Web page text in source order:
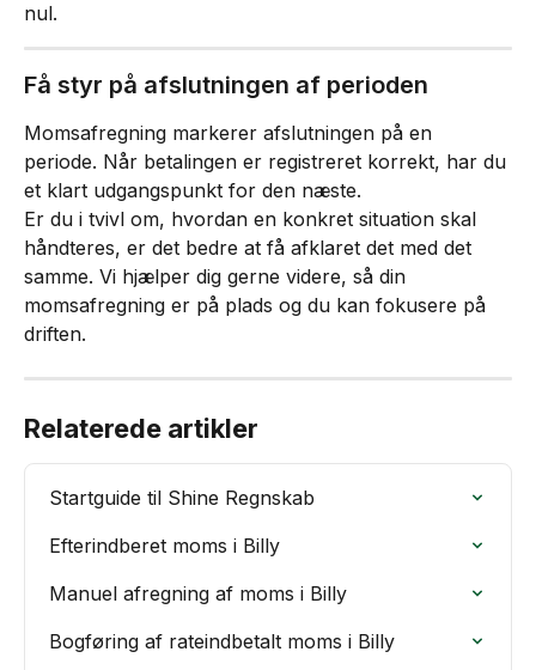
nul.
Få styr på afslutningen af perioden
Momsafregning markerer afslutningen på en
periode. Når betalingen er registreret korrekt, har du
et klart udgangspunkt for den næste.
Er du i tvivl om, hvordan en konkret situation skal
håndteres, er det bedre at få afklaret det med det
samme. Vi hjælper dig gerne videre, så din
momsafregning er på plads og du kan fokusere på
driften.
Relaterede artikler
Startguide til Shine Regnskab
Efterindberet moms i Billy
Manuel afregning af moms i Billy
Bogføring af rateindbetalt moms i Billy